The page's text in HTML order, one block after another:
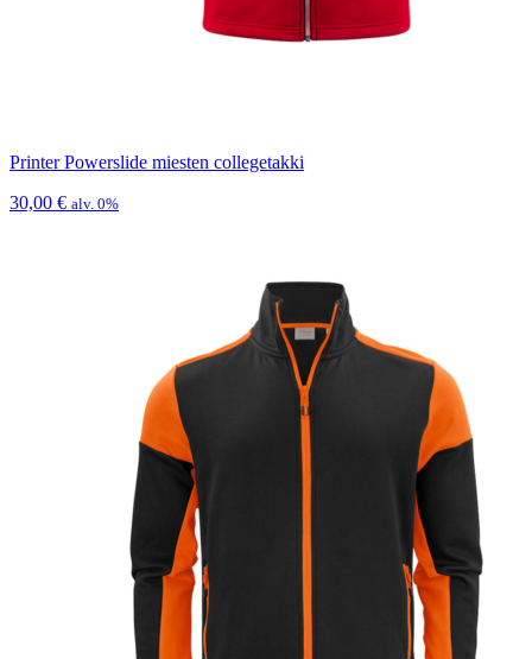
Printer Powerslide miesten collegetakki
30,00 € alv. 0%